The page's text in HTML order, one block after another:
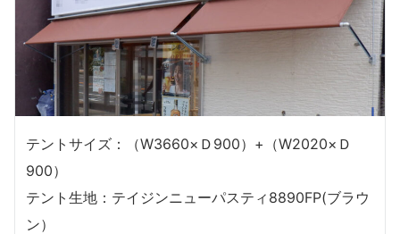
テントサイズ：（W3660×Ｄ900）+（W2020×Ｄ
900）
テント生地：テイジンニューパスティ8890FP(ブラウ
ン）